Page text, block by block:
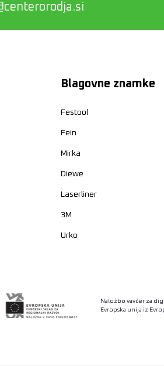
Blagovne znamke
Festool
Fein
Mirka
Diewe
Laserliner
3M
Urko
Naložbo vavčer za
Evropska unija iz